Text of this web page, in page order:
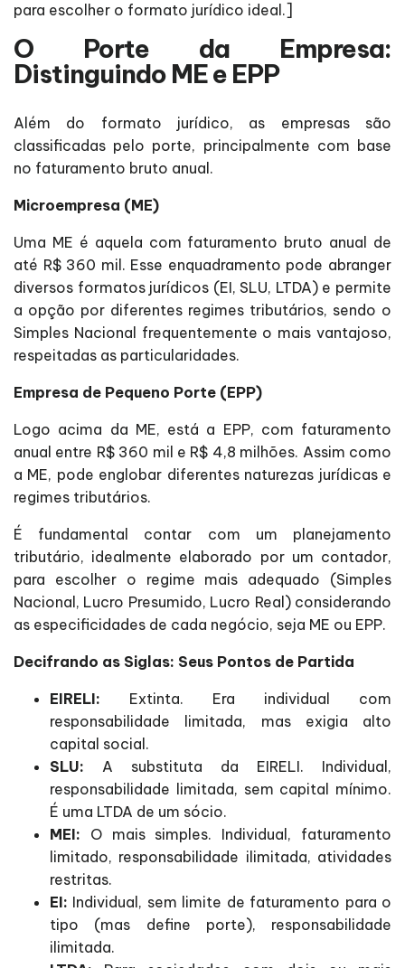
para escolher o formato jurídico ideal.]
O Porte da Empresa:
Distinguindo ME e EPP
Além do formato jurídico, as empresas são
classificadas pelo porte, principalmente com base
no faturamento bruto anual.
Microempresa (ME)
Uma ME é aquela com faturamento bruto anual de
até R$ 360 mil. Esse enquadramento pode abranger
diversos formatos jurídicos (EI, SLU, LTDA) e permite
a opção por diferentes regimes tributários, sendo o
Simples Nacional frequentemente o mais vantajoso,
respeitadas as particularidades.
Empresa de Pequeno Porte (EPP)
Logo acima da ME, está a EPP, com faturamento
anual entre R$ 360 mil e R$ 4,8 milhões. Assim como
a ME, pode englobar diferentes naturezas jurídicas e
regimes tributários.
É fundamental contar com um planejamento
tributário, idealmente elaborado por um contador,
para escolher o regime mais adequado (Simples
Nacional, Lucro Presumido, Lucro Real) considerando
as especificidades de cada negócio, seja ME ou EPP.
Decifrando as Siglas: Seus Pontos de Partida
EIRELI: Extinta. Era individual com
responsabilidade limitada, mas exigia alto
capital social.
SLU: A substituta da EIRELI. Individual,
responsabilidade limitada, sem capital mínimo.
É uma LTDA de um sócio.
MEI: O mais simples. Individual, faturamento
limitado, responsabilidade ilimitada, atividades
restritas.
EI: Individual, sem limite de faturamento para o
tipo (mas define porte), responsabilidade
ilimitada.